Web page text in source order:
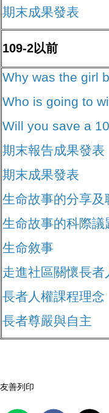
期末成果發表
109-2以前
Why was the girl
Who is going to
Will you save a
期末報告成果發表
期末成果發表
生命故事的分享及
生命故事的科際議
生命敘事
走進社區關懷長者
長者人權課程理念
長者尊嚴與自主
友善列印